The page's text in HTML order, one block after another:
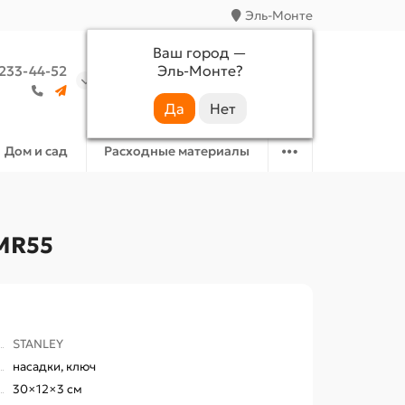
Эль-Монте
Ваш город —
Эль-Монте?
44-52
Аккаунт Избранное
Дом и сад Расходные материалы
STANLEY
насадки, ключ
30×12×3 см